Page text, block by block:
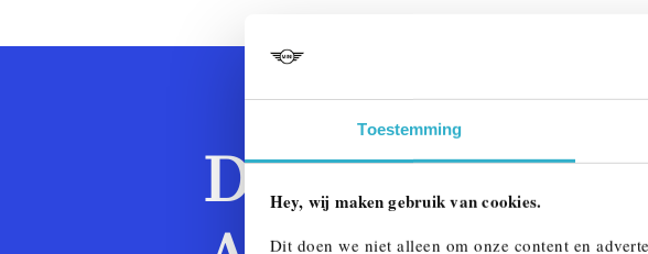
Toestemming
Hey, wij maken gebruik van cookies.
Dit doen we niet alleen om onze content en
DOWNLOAD